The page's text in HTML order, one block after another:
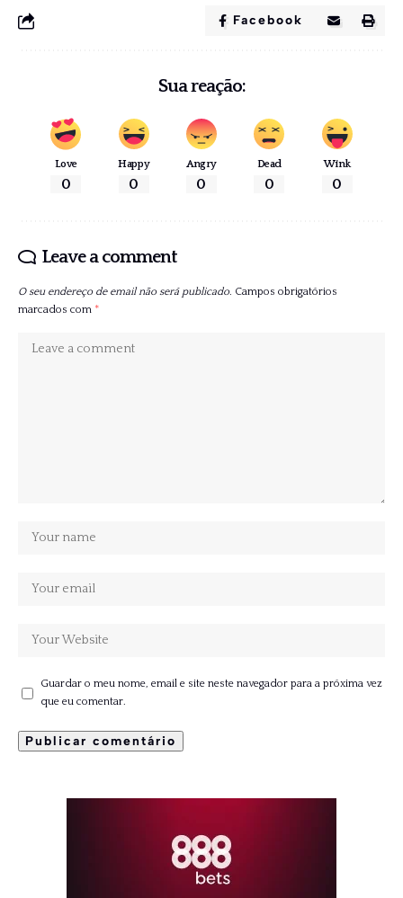
Facebook
Sua reação:
Love
0
Happy
0
Angry
0
Dead
0
Wink
0
Leave a comment
O seu endereço de email não será publicado. Campos obrigatórios
marcados com *
Guardar o meu nome, email e site neste navegador para a próxima vez
que eu comentar.